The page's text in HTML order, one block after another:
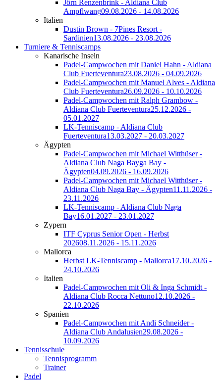
Jörn Renzenbrink - Aldiana Club
Ampflwang09.08.2026 - 14.08.2026
Italien
Dustin Brown - 7Pines Resort -
Sardinien13.08.2026 - 23.08.2026
Turniere & Tenniscamps
Kanarische Inseln
Padel-Campwochen mit Daniel Hahn - Aldiana
Club Fuerteventura23.08.2026 - 04.09.2026
Padel-Campwochen mit Manuel Alves - Aldiana
Club Fuerteventura26.09.2026 - 10.10.2026
Padel-Campwochen mit Ralph Grambow -
Aldiana Club Fuerteventura25.12.2026 -
05.01.2027
LK-Tenniscamp - Aldiana Club
Fuerteventura13.03.2027 - 20.03.2027
Ägypten
Padel-Campwochen mit Michael Witthüser -
Aldiana Club Naga Bayga Bay -
Ägypten04.09.2026 - 16.09.2026
Padel-Campwochen mit Michael Witthüser -
Aldiana Club Naga Bay - Ägypten11.11.2026 -
23.11.2026
LK-Tenniscamp - Aldiana Club Naga
Bay16.01.2027 - 23.01.2027
Zypern
ITF Cyprus Senior Open - Herbst
202608.11.2026 - 15.11.2026
Mallorca
Herbst LK-Tenniscamp - Mallorca17.10.2026 -
24.10.2026
Italien
Padel-Campwochen mit Oli & Inga Schmidt -
Aldiana Club Rocca Nettuno12.10.2026 -
22.10.2026
Spanien
Padel-Campwochen mit Andi Schneider -
Aldiana Club Andalusien29.08.2026 -
10.09.2026
Tennisschule
Tennisprogramm
Trainer
Padel